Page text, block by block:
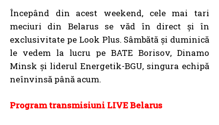
Începând din acest weekend, cele mai tari
meciuri din Belarus se văd în direct şi în
exclusivitate pe Look Plus. Sâmbătă și duminică
le vedem la lucru pe BATE Borisov, Dinamo
Minsk şi liderul Energetik-BGU, singura echipă
neînvinsă până acum.
Program transmisiuni LIVE Belarus